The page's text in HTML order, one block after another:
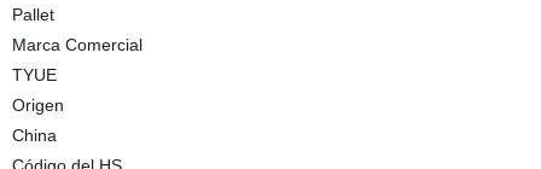
Pallet
Marca Comercial
TYUE
Origen
China